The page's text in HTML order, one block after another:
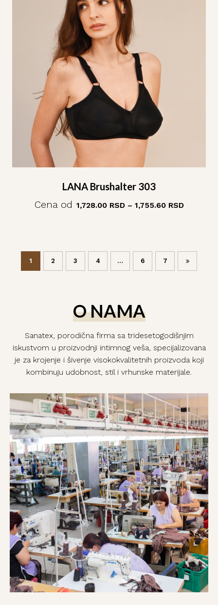
LANA Brushalter 303
Cena od 1,728.00 RSD– 1,755.60 RSD
1 2 3 4 … 6 7
O NAMA
Sanatex, porodična firma sa tridesetogodišnjim
iskustvom u proizvodnji intimnog veša, specijalizovana
je za krojenje i šivenje visokokvalitetnih proizvoda koji
kombinuju udobnost, stil i vrhunske materijale.